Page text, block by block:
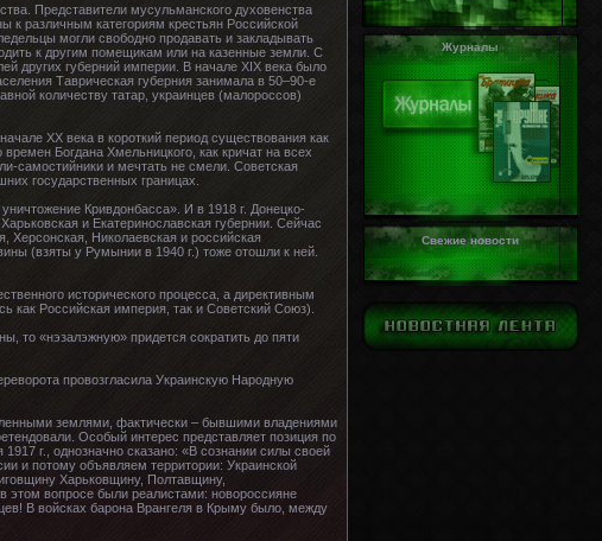
Представители мусульманского духовенства
к различным категориям крестьян Российской
могли свободно продавать и закладывать
к другим помещикам или на казенные земли. С
других губерний империи. В начале XIX века было
Таврическая губерния занимала в 50–90-е
количеству татар, украинцев (малороссов)
XX века в короткий период существования как
Богдана Хмельницкого, как кричат на всех
самостийники и мечтать не смели. Советская
государственных границах.
Кривдонбасса». И в 1918 г. Донецко-
и Екатеринославская губернии. Сейчас
Херсонская, Николаевская и российская
(взяты у Румынии в 1940 г.) тоже отошли к ней.
исторического процесса, а директивным
как Российская империя, так и Советский Союз).
то «нэзалэжную» придется сократить до пяти
провозгласила Украинскую Народную
землями, фактически – бывшими владениями
Особый интерес представляет позиция по
г., однозначно сказано: «В сознании силы своей
и потому объявляем территории: Украинской
Харьковщину, Полтавщину,
этом вопросе были реалистами: новороссияне
В войсках барона Врангеля в Крыму было, между
Журналы
Свежие новости